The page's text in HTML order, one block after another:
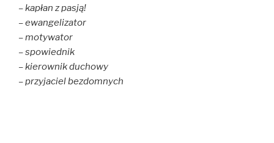
– kapłan z pasją!
– ewangelizator
– motywator
– spowiednik
– kierownik duchowy
– przyjaciel bezdomnych